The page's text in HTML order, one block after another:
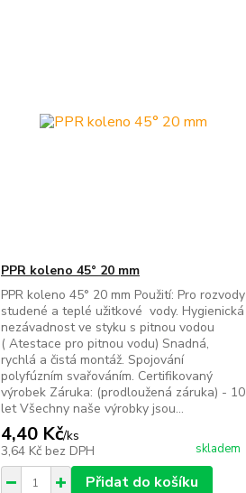
PPR koleno 45° 20 mm
PPR koleno 45° 20 mm Použití: Pro rozvody
studené a teplé užitkové vody. Hygienická
nezávadnost ve styku s pitnou vodou
( Atestace pro pitnou vodu) Snadná,
rychlá a čistá montáž. Spojování
polyfúzním svařováním. Certifikovaný
výrobek Záruka: (prodloužená záruka) - 10
let Všechny naše výrobky jsou...
4,40 Kč/ks
3,64 Kč bez DPH skladem
Přidat do košíku